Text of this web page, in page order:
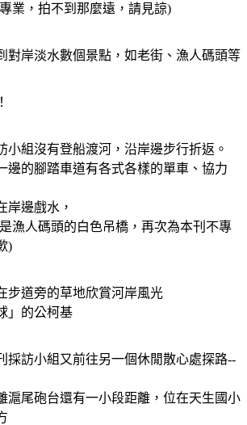
業，拍不到那麼遠，請見諒)
對岸淡水數個景點，如老街、漁人碼頭等
小組沒有登船渡河，沿岸邊步行折返。
邊的腳踏車道有各式各樣的單車、協力
岸邊戲水，
漁人碼頭的白色吊橋，再次為本刊不專
)
步道旁的草地欣賞河岸風光
」的公柯基
採訪小組又前往另一個休閒散心處探路--
滬尾砲台還有一小段距離，位在天生國小